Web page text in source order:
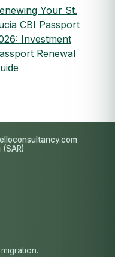
Your St.
CBI Passport
Investment
Renewal